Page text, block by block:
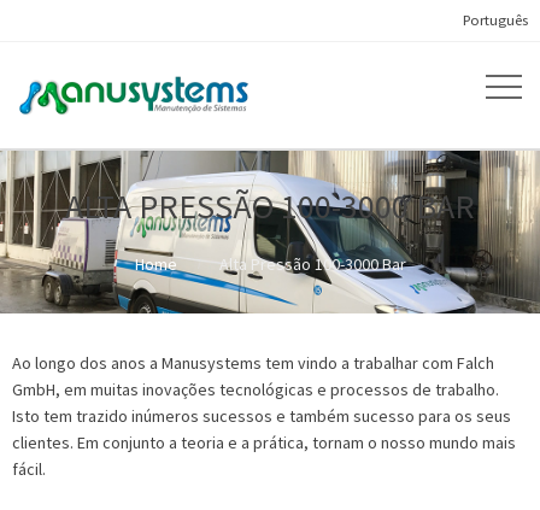
Português
ALTA PRESSÃO 100-3000 BAR
Home Alta Pressão 100-3000 Bar
Ao longo dos anos a Manusystems tem vindo a trabalhar com Falch
GmbH, em muitas inovações tecnológicas e processos de trabalho.
Isto tem trazido inúmeros sucessos e também sucesso para os seus
clientes. Em conjunto a teoria e a prática, tornam o nosso mundo mais
fácil.